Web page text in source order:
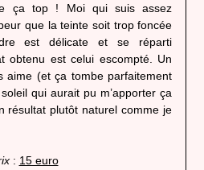
ça top ! Moi qui suis assez
que la teinte soit trop foncée
est délicate et se réparti
obtenu est celui escompté. Un
aime (et ça tombe parfaitement
qui aurait pu m’apporter ça
résultat plutôt naturel comme je
: 15 euro